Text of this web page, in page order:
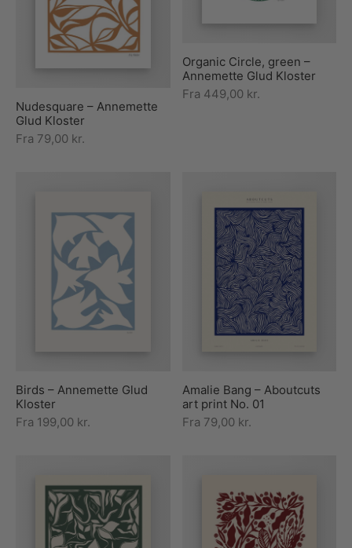
Nudesquare – Annemette
Glud Kloster
Fra 79,00 kr.
Organic Circle, green –
Annemette Glud Kloster
Fra 449,00 kr.
Birds – Annemette Glud
Kloster
Fra 199,00 kr.
Amalie Bang – Aboutcuts
art print No. 01
Fra 79,00 kr.
plakater
i pastelfarver
plakater
til sommerhuset
plakater
med kvinder